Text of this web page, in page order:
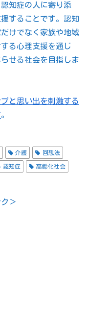
知症の人に寄り添
することです。認知
けでなく家族や地域
る心理支援を通じ
せる社会を目指しま
と思い出を刺激する
。
介護 回想法
認知症 高齢化社会
＞